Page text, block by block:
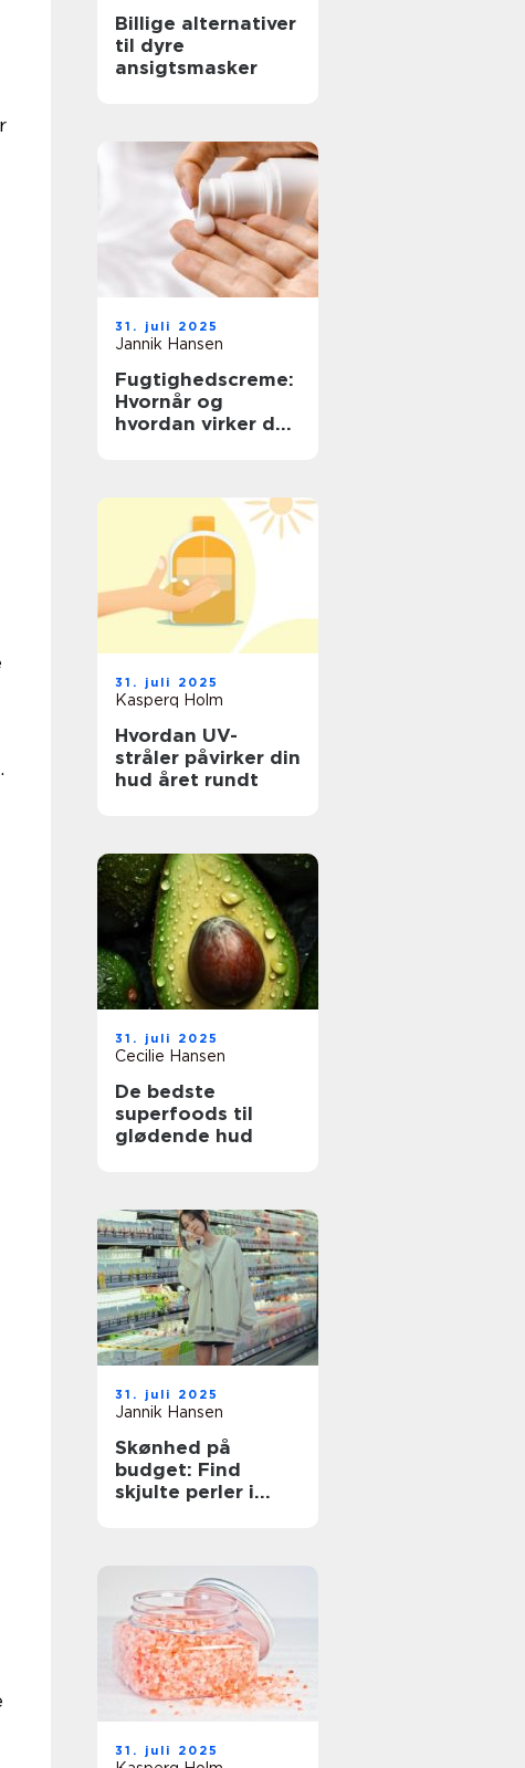
Billige alternativer
til dyre
ansigtsmasker
31. juli 2025
Jannik Hansen
Fugtighedscreme:
Hvornår og
hvordan virker det
31. juli 2025
Kasperq Holm
Hvordan UV-
stråler påvirker din
hud året rundt
31. juli 2025
Cecilie Hansen
De bedste
superfoods til
glødende hud
31. juli 2025
Jannik Hansen
Skønhed på
budget: Find
skjulte perler i
31. juli 2025